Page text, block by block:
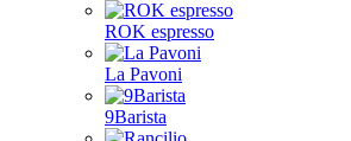
ROK espresso
La Pavoni
9Barista